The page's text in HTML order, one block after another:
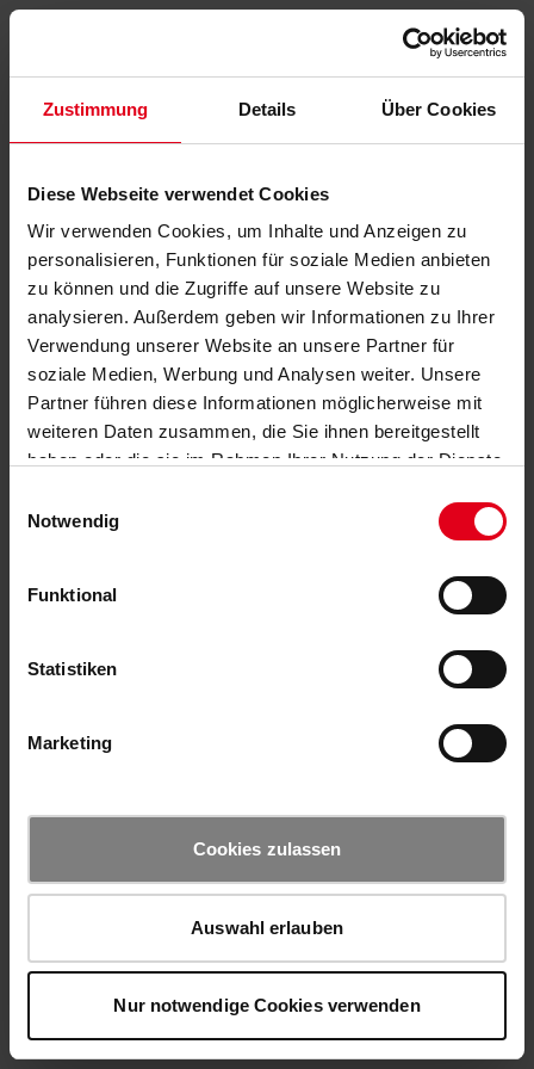
Zustimmung Details Über Cookies
Diese Webseite verwendet Cookies
Wir verwenden Cookies, um Inhalte und Anzeigen zu
personalisieren, Funktionen für soziale Medien anbieten
zu können und die Zugriffe auf unsere Website zu
analysieren. Außerdem geben wir Informationen zu Ihrer
Verwendung unserer Website an unsere Partner für
soziale Medien, Werbung und Analysen weiter. Unsere
Partner führen diese Informationen möglicherweise mit
weiteren Daten zusammen, die Sie ihnen bereitgestellt
haben oder die sie im Rahmen Ihrer Nutzung der Dienste
Notwendig
Funktional
Statistiken
Marketing
Cookies zulassen
Auswahl erlauben
Nur notwendige Cookies verwenden